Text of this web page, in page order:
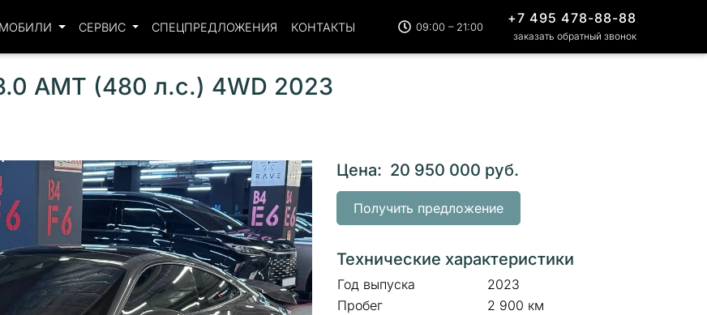
СЕРВИС СПЕЦПРЕДЛОЖЕНИЯ КОНТАКТЫ 09:00 – 21:00
+7 495 478-88-88
заказать обратный звонок
AMT (480 л.с.) 4WD 2023
Цена: 20 950 000 руб.
Получить предложение
Технические характеристики
Год выпуска
2023
Пробег
2 900 км